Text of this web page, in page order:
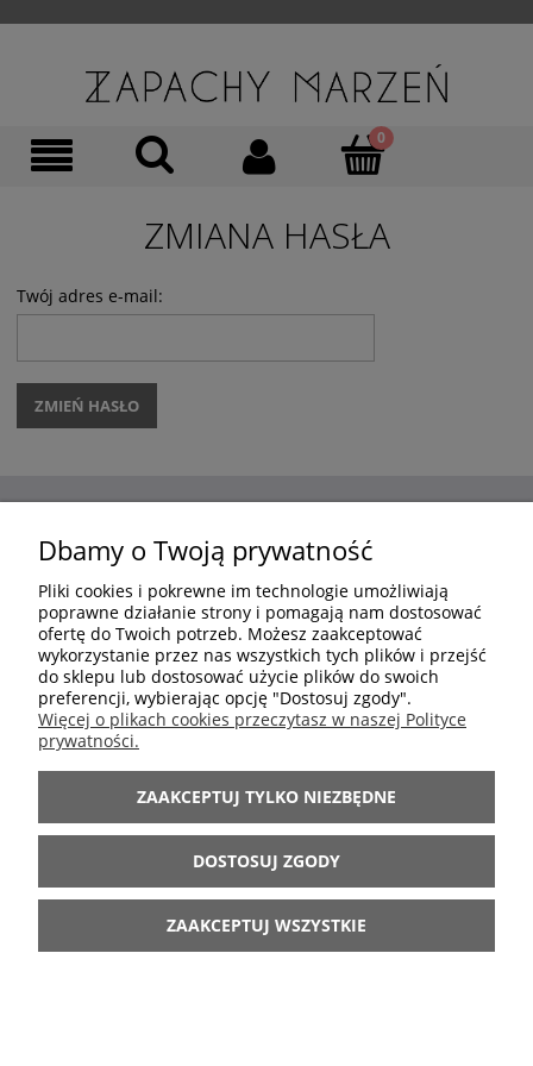
ZMIANA HASŁA
Twój adres e-mail:
ZMIEŃ HASŁO
MOJE KONTO
INFORMACJE
POKAŻ PEŁNĄ WERSJĘ STRONY
Sklep internetowy Shoper.pl
Dbamy o Twoją prywatność
Pliki cookies i pokrewne im technologie umożliwiają
poprawne działanie strony i pomagają nam dostosować
ofertę do Twoich potrzeb. Możesz zaakceptować
wykorzystanie przez nas wszystkich tych plików i przejść
do sklepu lub dostosować użycie plików do swoich
preferencji, wybierając opcję "Dostosuj zgody".
Więcej o plikach cookies przeczytasz w naszej Polityce
prywatności.
ZAAKCEPTUJ TYLKO NIEZBĘDNE
DOSTOSUJ ZGODY
ZAAKCEPTUJ WSZYSTKIE